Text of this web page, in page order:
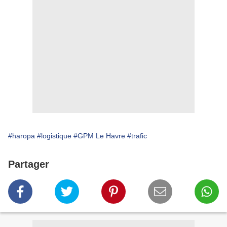
#haropa #logistique #GPM Le Havre #trafic
Partager